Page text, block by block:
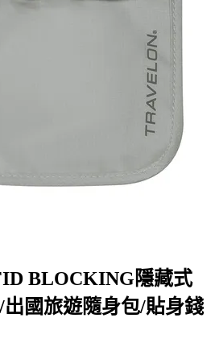
BLOCKING隱藏式
國旅遊隨身包/貼身錢